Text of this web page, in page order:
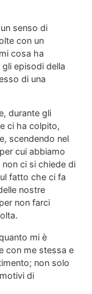
senso di
con un
cosa ha
episodi della
di una
durante gli
ci ha colpito,
scendendo nel
cui abbiamo
ci si chiede di
fatto che ci fa
nostre
non farci
mi è
con me stessa e
non solo
di